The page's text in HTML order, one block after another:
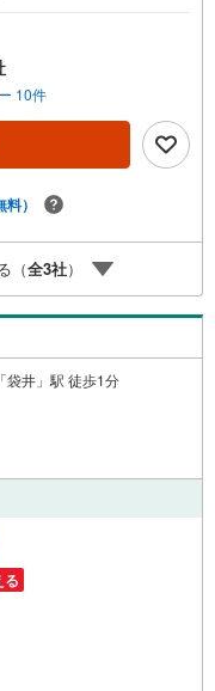
好！●松屋不動産販売
中央区に特化し浜名区
！浜松市の物件ならお
建、中古マンション、
ご提案いたします！・中
古物件をご購入の際、約7
適なお住まいを実現でき
間 午前9時00分～午後6時
はお電話でのお問い合
。右下の電話ボタンをタ
ださい。
10件
）
（全3社）
袋井」駅 徒歩1分
る